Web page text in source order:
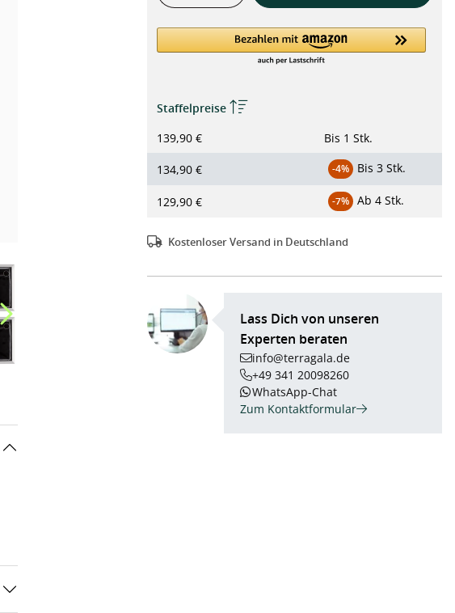
Staffelpreise
139,90 €
Bis 1 Stk.
134,90 € -4% Bis 3 Stk.
129,90 € -7% Ab 4 Stk.
Kostenloser Versand in Deutschland
Lass Dich von unseren
Experten beraten
info@terragala.de
+49 341 20098260
WhatsApp-Chat
Zum Kontaktformular